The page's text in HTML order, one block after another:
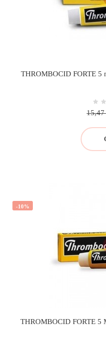
THROMBOCID FORTE 5
Precio
15,47
-10%
THROMBOCID FORTE 5